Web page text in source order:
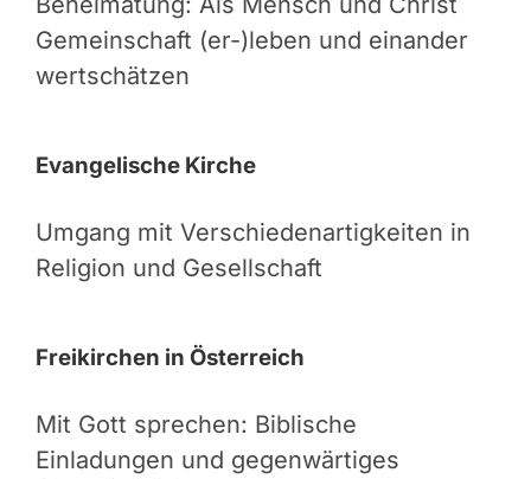
Gemeinschaft (er-)leben und einander
wertschätzen
Evangelische Kirche
Umgang mit Verschiedenartigkeiten in
Religion und Gesellschaft
Freikirchen in Österreich
Mit Gott sprechen: Biblische
Einladungen und gegenwärtiges